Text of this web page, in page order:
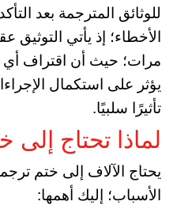
للوثائق المترجمة بعد
الأخطاء؛ إذ يأتي
مرات؛ حيث أن اقتراف
يؤثر على استكمال
تأثيرًا سلبيًا.
لماذا تحتاج
يحتاج الآلاف إلى ختم
الأسباب؛ إليك أهمها: